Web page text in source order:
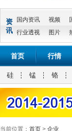
资
讯
国内资讯 视频
行业透视
图片
首页 行情
硅 锰 铬
当前位置： 首页 > 企业